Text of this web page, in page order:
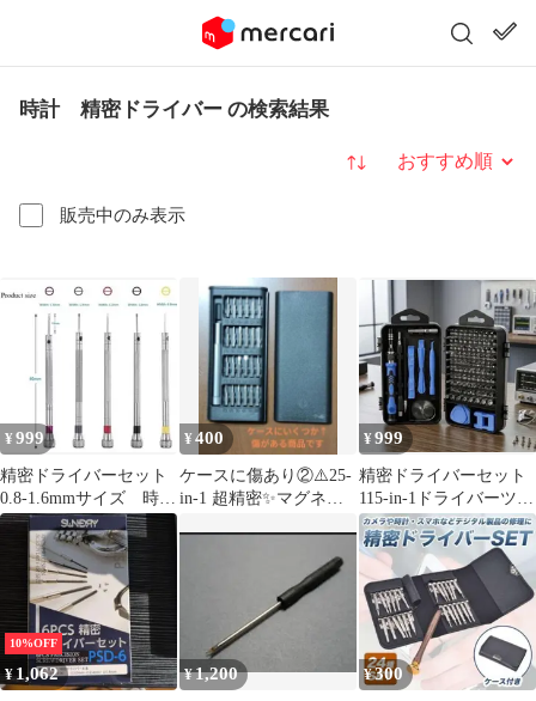
時計 精密ドライバー の検索結果
販売中のみ表示
並び替え
¥ 999
精密ドライバーセット
0.8-1.6mmサイズ 時計
工具 中国製 5本セッ
¥400
ケースに傷あり②⚠️25-
in-1 超精密✨️マグネッ
¥999
精密ドライバーセット
115-in-1ドライバーツー
ル 新品未使用
10%OFF
¥ 1,062 ¥1,200 ¥300